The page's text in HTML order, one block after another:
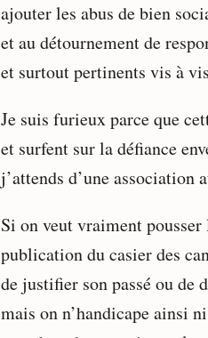
ajouter les abus de bien
et au détournement de
et surtout pertinents vis à
Je suis furieux parce que
et surfent sur la défiance
j’attends d’une association
Si on veut vraiment
publication du casier des
de justifier son passé ou de
mais on n’handicape ainsi